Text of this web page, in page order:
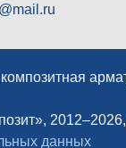
2012–2026,
данных